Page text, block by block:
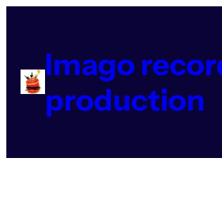
contenuImago
production